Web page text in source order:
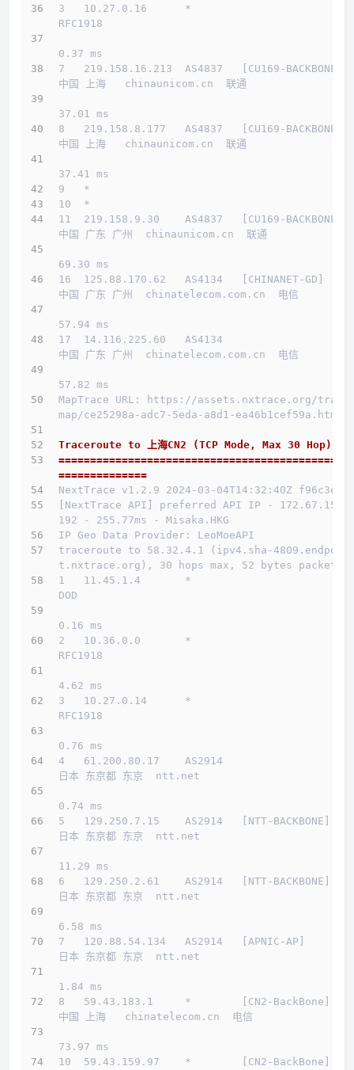
3   10.27.0.16      *
RFC1918
0.37 ms
7   219.158.16.213  AS4837   [CU169-BACKBONE]
中国 上海   chinaunicom.cn  联通
37.01 ms
8   219.158.8.177   AS4837   [CU169-BACKBONE]
中国 上海   chinaunicom.cn  联通
37.41 ms
9   *
10  *
11  219.158.9.30    AS4837   [CU169-BACKBONE]
中国 广东 广州  chinaunicom.cn  联通
69.30 ms
16  125.88.170.62   AS4134   [CHINANET-GD]
中国 广东 广州  chinatelecom.com.cn  电信
57.94 ms
17  14.116.225.60   AS4134
中国 广东 广州  chinatelecom.com.cn  电信
57.82 ms
MapTrace URL: https://assets.nxtrace.org/trace
map/ce25298a-adc7-5eda-a8d1-ea46b1cef59a.html
Traceroute to 上海CN2 (TCP Mode, Max 30 Hop)
==============================================
==============
NextTrace v1.2.9 2024-03-04T14:32:40Z f96c3e5
[NextTrace API] preferred API IP - 172.67.155.
192 - 255.77ms - Misaka.HKG
IP Geo Data Provider: LeoMoeAPI
traceroute to 58.32.4.1 (ipv4.sha-4809.endpoin
t.nxtrace.org), 30 hops max, 52 bytes packets
1   11.45.1.4       *
DOD
0.16 ms
2   10.36.0.0       *
RFC1918
4.62 ms
3   10.27.0.14      *
RFC1918
0.76 ms
4   61.200.80.17    AS2914
日本 东京都 东京  ntt.net
0.74 ms
5   129.250.7.15    AS2914   [NTT-BACKBONE]
日本 东京都 东京  ntt.net
11.29 ms
6   129.250.2.61    AS2914   [NTT-BACKBONE]
日本 东京都 东京  ntt.net
6.58 ms
7   120.88.54.134   AS2914   [APNIC-AP]
日本 东京都 东京  ntt.net
1.84 ms
8   59.43.183.1     *        [CN2-BackBone]
中国 上海   chinatelecom.cn  电信
73.97 ms
10  59.43.159.97    *        [CN2-BackBone]